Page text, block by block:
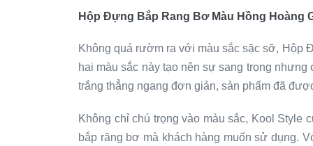
Hộp Đựng Bắp Rang Bơ Màu Hồng Hoàng
Không quá rườm ra với màu sắc sặc sỡ, Hộp
hai màu sắc này tạo nên sự sang trọng
trắng thẳng ngang đơn giản, sản phẩm đã
Không chỉ chú trọng vào màu sắc, Kool
bắp răng bơ mà khách hàng muốn sử dụng.